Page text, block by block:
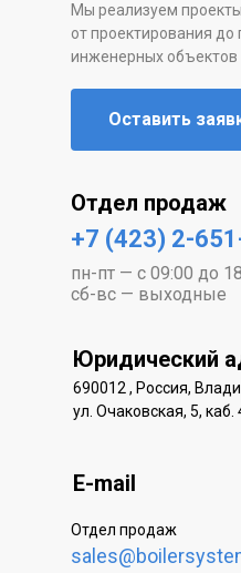
пн-пт — с 09:00 до
сб-вс — выходные
Отдел продаж
690012 , Россия,
ул. Очаковская, 5, каб.
+7 (423) 2-
Отдел продаж
E-mail
Юридический
Мы реализуем
от проектирования
инженерных объектов
Оставить